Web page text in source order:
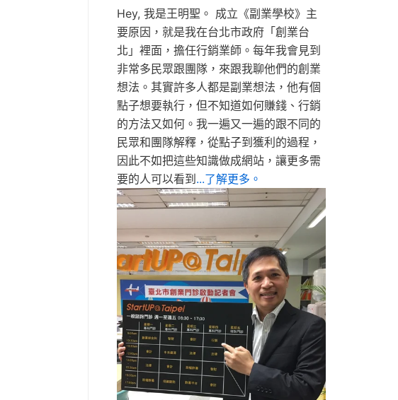
Hey, 我是王明聖。 成立《副業學校》主
要原因，就是我在台北市政府「創業台
北」裡面，擔任行銷業師。每年我會見到
非常多民眾跟團隊，來跟我聊他們的創業
想法。其實許多人都是副業想法，他有個
點子想要執行，但不知道如何賺錢、行銷
的方法又如何。我一遍又一遍的跟不同的
民眾和團隊解釋，從點子到獲利的過程，
因此不如把這些知識做成網站，讓更多需
要的人可以看到 ...了解更多。